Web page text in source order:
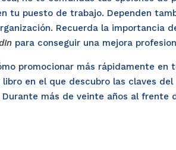
tu puesto de trabajo. Dependen
Recuerda la importancia
para conseguir una mejora
promocionar más rápidamente en
libro en el que descubro las claves del
más de veinte años al frente